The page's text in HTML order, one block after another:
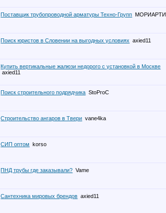
Поставщик трубопроводной арматуры Техно-Групп МОРИАРТИ
Поиск юристов в Словении на выгодных условиях
axied11
Купить вертикальные жалюзи недорого с установкой в Москве
axied11
Поиск строительного подрядчика StoProC
Строительство ангаров в Твери vane4ka
СИП оптом
korso
ПНД трубы где заказывали? Vame
Сантехника мировых брендов axied11